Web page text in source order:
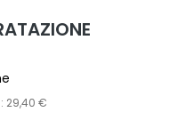
29,40 €